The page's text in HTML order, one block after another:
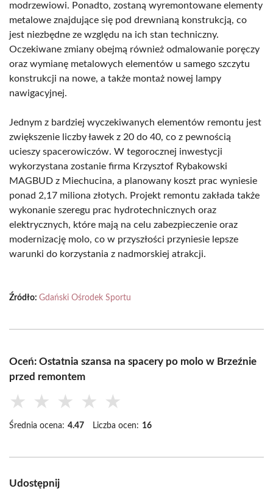
modrzewiowi. Ponadto, zostaną wyremontowane elementy
metalowe znajdujące się pod drewnianą konstrukcją, co
jest niezbędne ze względu na ich stan techniczny.
Oczekiwane zmiany obejmą również odmalowanie poręczy
oraz wymianę metalowych elementów u samego szczytu
konstrukcji na nowe, a także montaż nowej lampy
nawigacyjnej.
Jednym z bardziej wyczekiwanych elementów remontu jest
zwiększenie liczby ławek z 20 do 40, co z pewnością
ucieszy spacerowiczów. W tegorocznej inwestycji
wykorzystana zostanie firma Krzysztof Rybakowski
MAGBUD z Miechucina, a planowany koszt prac wyniesie
ponad 2,17 miliona złotych. Projekt remontu zakłada także
wykonanie szeregu prac hydrotechnicznych oraz
elektrycznych, które mają na celu zabezpieczenie oraz
modernizację molo, co w przyszłości przyniesie lepsze
warunki do korzystania z nadmorskiej atrakcji.
Źródło: Gdański Ośrodek Sportu
Oceń: Ostatnia szansa na spacery po molo w Brzeźnie
przed remontem
★ ★ ★ ★ ★
Średnia ocena: 4.47 Liczba ocen: 16
Udostępnij